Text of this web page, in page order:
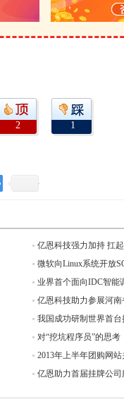
2 1
亿恩科技强力加持 扛
微软向Linux系统开放
业界首个面向IDC智能
亿恩科技助力参展河
我国成功研制世界首
对“挖坑程序员”的思考
2013年上半年团购网站
亿恩助力首届挂牌公司